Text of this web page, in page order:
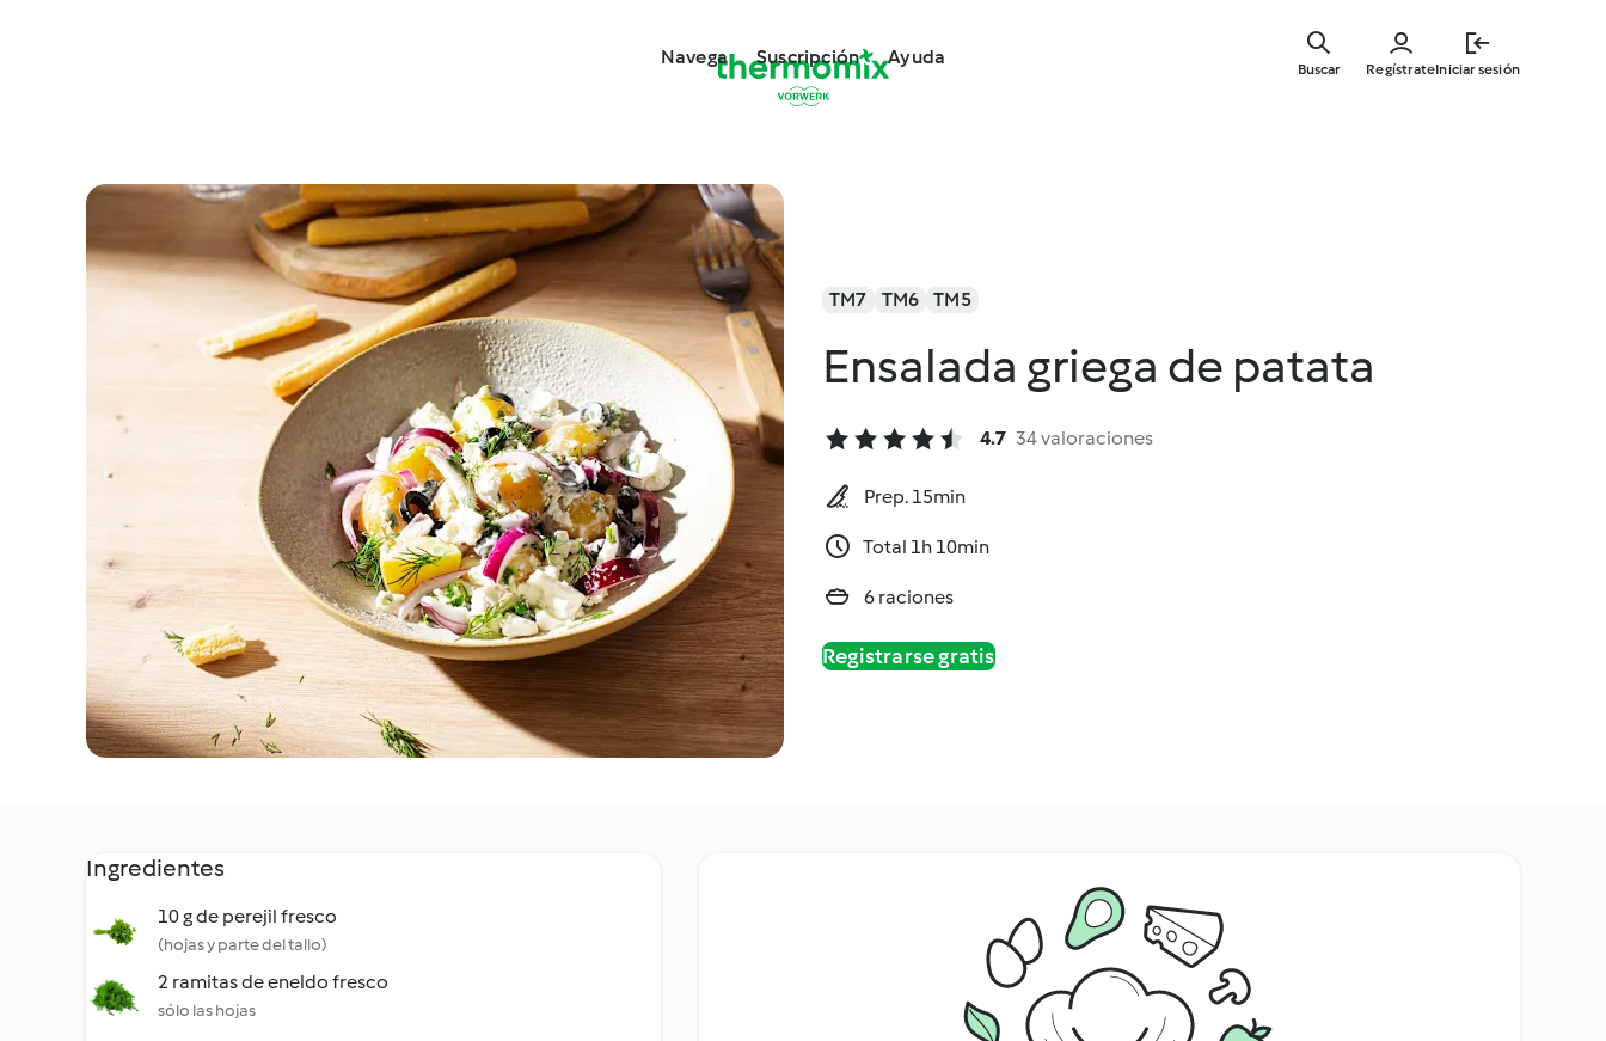
Navega Suscripción Ayuda
RegístrateIniciar sesión
Buscar
TM7 TM6 TM5
Ensalada griega de patata
4.7 34 valoraciones
Prep. 15min
Total 1h 10min
6 raciones
Registrarse gratis
Ingredientes
10 g de perejil fresco
(hojas y parte del tallo)
2 ramitas de eneldo fresco
sólo las hojas